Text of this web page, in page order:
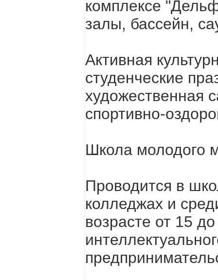
комплексе
залы, бассейн,
Активная
студенческие
художественная
спортивно-
Школа молодого
Проводится в
колледжах и
возрасте от 15